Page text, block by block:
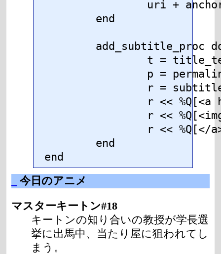
end
今日のアニメ
マスターキートン#18
キートンの知り合いの教授が学長選
挙に出馬中、当たり屋に狙われてし
まう。